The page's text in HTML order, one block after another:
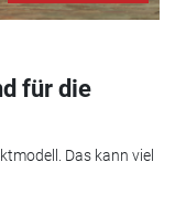
für die
Das kann viel